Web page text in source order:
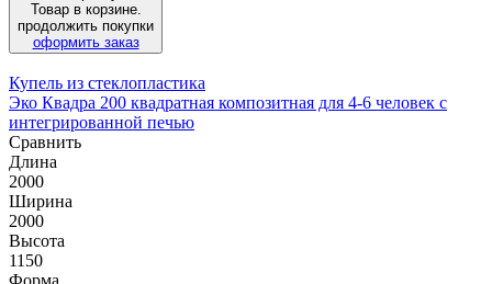
Товар в корзине.
продолжить покупки
оформить заказ
Купель из стеклопластика
Эко Квадра 200 квадратная композитная для 4-6 человек с
интегрированной печью
Сравнить
Длина
2000
Ширина
2000
Высота
1150
Форма